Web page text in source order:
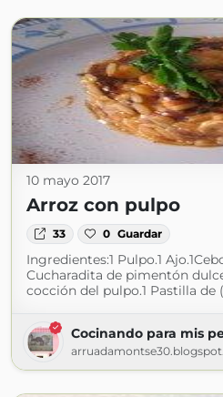
10 mayo 2017
Arroz con pulpo
33 0 Guardar
Ingredientes:1 Pulpo.1
Cucharadita de pimentón
cocción del pulpo.1 Pastilla de
Cocinando para mis